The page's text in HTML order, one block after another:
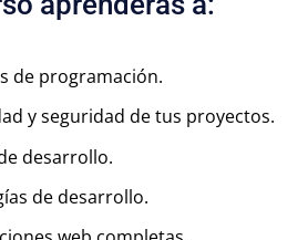
de programación.
y seguridad de tus proyectos.
desarrollo.
de desarrollo.